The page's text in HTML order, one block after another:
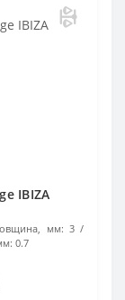
IBIZA
мм: 3
0.7